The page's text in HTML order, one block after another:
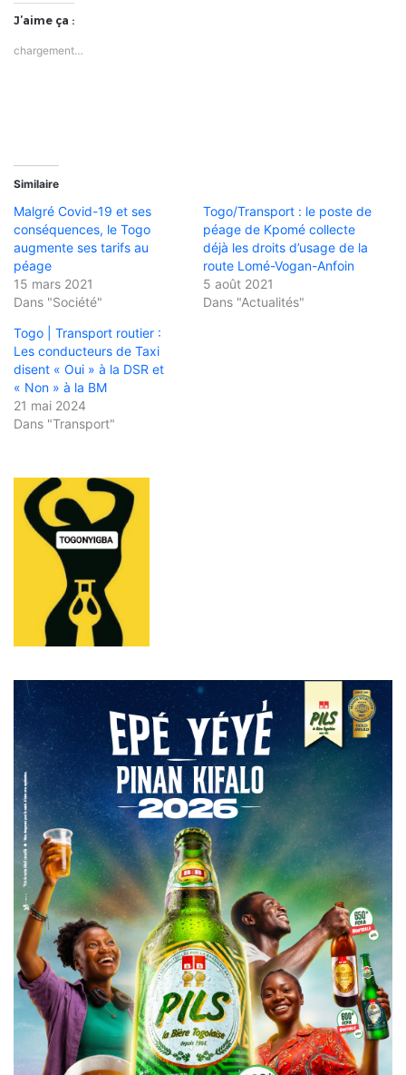
J’aime ça :
chargement…
Similaire
Malgré Covid-19 et ses
conséquences, le Togo
augmente ses tarifs au
péage
15 mars 2021
Dans "Société"
Togo/Transport : le poste de
péage de Kpomé collecte
déjà les droits d’usage de la
route Lomé-Vogan-Anfoin
5 août 2021
Dans "Actualités"
Togo | Transport routier :
Les conducteurs de Taxi
disent « Oui » à la DSR et
« Non » à la BM
21 mai 2024
Dans "Transport"